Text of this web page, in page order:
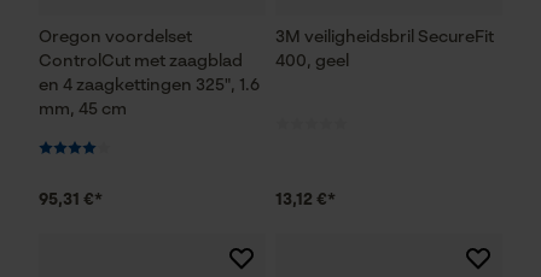
Oregon voordelset
ControlCut met zaagblad
en 4 zaagkettingen 325", 1.6
mm, 45 cm
95,31 €*
3M veiligheidsbril SecureFit
400, geel
13,12 €*